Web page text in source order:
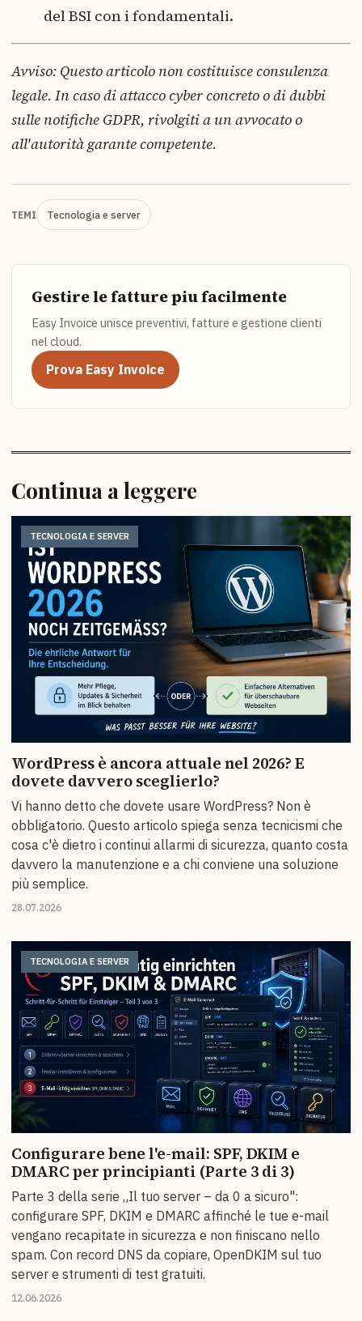
del BSI con i fondamentali.
Avviso: Questo articolo non costituisce consulenza
legale. In caso di attacco cyber concreto o di dubbi
sulle notifiche GDPR, rivolgiti a un avvocato o
all'autorità garante competente.
TEMI Tecnologia e server
Gestire le fatture piu facilmente
Easy Invoice unisce preventivi, fatture e gestione clienti
nel cloud.
Prova Easy Invoice
Continua a leggere
TECNOLOGIA E SERVER
WordPress è ancora attuale nel 2026? E
dovete davvero sceglierlo?
Vi hanno detto che dovete usare WordPress? Non è
obbligatorio. Questo articolo spiega senza tecnicismi che
cosa c'è dietro i continui allarmi di sicurezza, quanto costa
davvero la manutenzione e a chi conviene una soluzione
più semplice.
28.07.2026
TECNOLOGIA E SERVER
Configurare bene l'e-mail: SPF, DKIM e
DMARC per principianti (Parte 3 di 3)
Parte 3 della serie „Il tuo server – da 0 a sicuro":
configurare SPF, DKIM e DMARC affinché le tue e-mail
vengano recapitate in sicurezza e non finiscano nello
spam. Con record DNS da copiare, OpenDKIM sul tuo
server e strumenti di test gratuiti.
12.06.2026